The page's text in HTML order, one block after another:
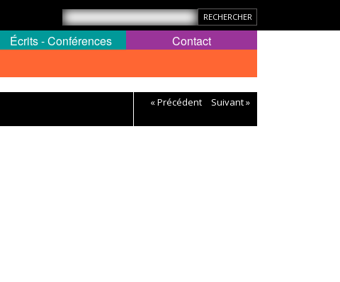
Écrits - Conférences Contact
« Précédent Suivant »